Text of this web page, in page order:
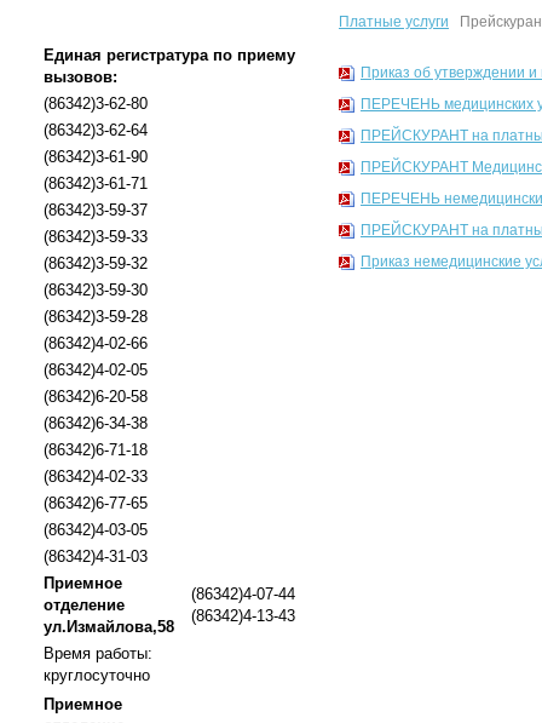
Единая регистратура по приему
вызовов:
(86342)3-62-80
(86342)3-62-64
(86342)3-61-90
(86342)3-61-71
(86342)3-59-37
(86342)3-59-33
(86342)3-59-32
(86342)3-59-30
(86342)3-59-28
(86342)4-02-66
(86342)4-02-05
(86342)6-20-58
(86342)6-34-38
(86342)6-71-18
(86342)4-02-33
(86342)6-77-65
(86342)4-03-05
(86342)4-31-03
Приемное
отделение
ул.Измайлова,58
(86342)4-07-44
(86342)4-13-43
Время работы:
круглосуточно
Приемное
Платные услуги
Приказ об утверждении
ПЕРЕЧЕНЬ медицинских
ПРЕЙСКУРАНТ на
ПРЕЙСКУРАНТ
ПЕРЕЧЕНЬ
ПРЕЙСКУРАНТ на
Приказ немедицинские